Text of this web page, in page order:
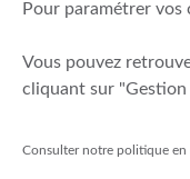
Mentions légales
Prévention de la
Pour paramétrer vos
Vous pouvez
cliquant sur "Gestion
Consulter notre politique en